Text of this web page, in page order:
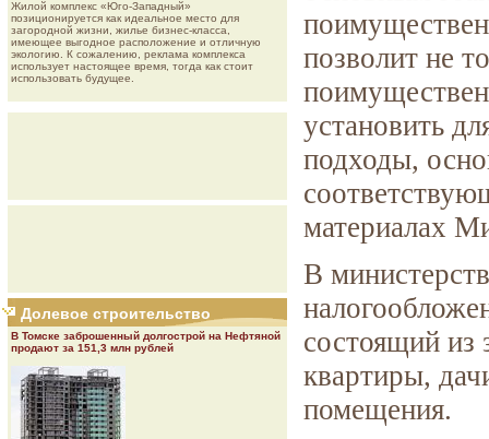
Жилой комплекс «Юго-Западный»
позиционируется как идеальное место для
загородной жизни, жилье бизнес-класса,
имеющее выгодное расположение и отличную
экологию. К сожалению, реклама комплекса
использует настоящее время, тогда как стоит
использовать будущее.
Долевое строительство
В Томске заброшенный долгострой на Нефтяной
продают за 151,3 млн рублей
позволит не
установить
подходы,
материалах
В
состоящий из
квартиры,
помещения.